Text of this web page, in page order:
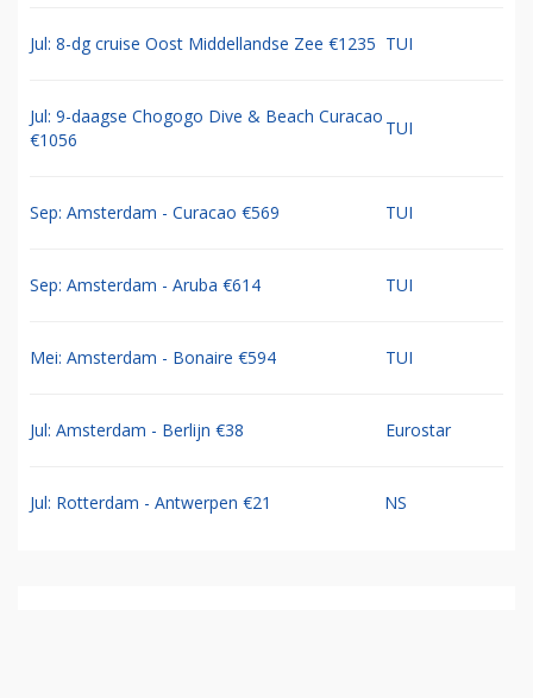
Jul: 8-dg cruise Oost Middellandse Zee €1235 TUI
Jul: 9-daagse Chogogo Dive & Beach Curacao
€1056
TUI
Sep: Amsterdam - Curacao €569 TUI
Sep: Amsterdam - Aruba €614 TUI
Mei: Amsterdam - Bonaire €594 TUI
Jul: Amsterdam - Berlijn €38 Eurostar
Jul: Rotterdam - Antwerpen €21 NS